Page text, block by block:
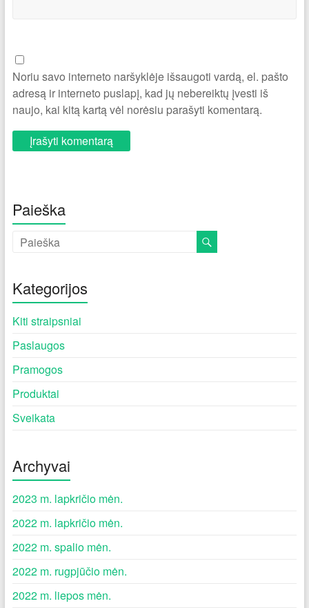
Noriu savo interneto naršyklėje išsaugoti vardą, el. pašto
adresą ir interneto puslapį, kad jų nebereiktų įvesti iš
naujo, kai kitą kartą vėl norėsiu parašyti komentarą.
Paieška
Kategorijos
Kiti straipsniai
Paslaugos
Pramogos
Produktai
Sveikata
Archyvai
2023 m. lapkričio mėn.
2022 m. lapkričio mėn.
2022 m. spalio mėn.
2022 m. rugpjūčio mėn.
2022 m. liepos mėn.